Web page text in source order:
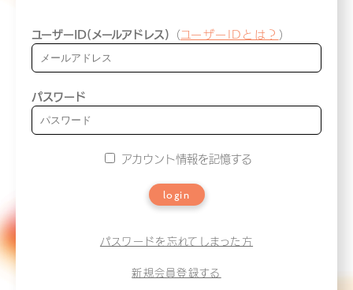
ユーザーID(メールアドレス) （ ユーザーIDとは？ ）
パスワード
アカウント情報を記憶する
login
パスワードを忘れてしまった方
新規会員登録する